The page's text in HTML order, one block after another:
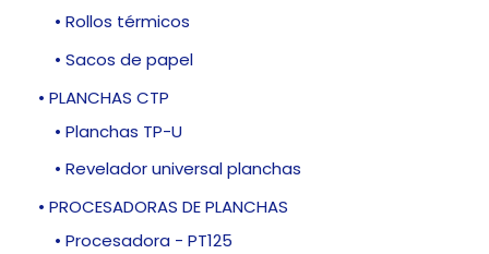
• Rollos térmicos
• Sacos de papel
• PLANCHAS CTP
• Planchas TP-U
• Revelador universal planchas
• PROCESADORAS DE PLANCHAS
• Procesadora - PT125